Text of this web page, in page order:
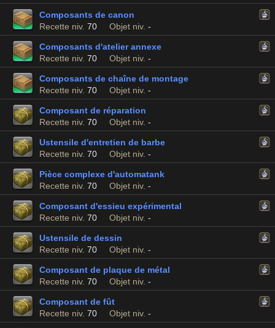
Composants de canon
Recette niv. 70 Objet niv. -
Composants d'atelier annexe
Recette niv. 70 Objet niv. -
Composants de chaîne de montage
Recette niv. 70 Objet niv. -
Composant de réparation
Recette niv. 70 Objet niv. -
Ustensile d'entretien de barbe
Recette niv. 70 Objet niv. -
Pièce complexe d'automatank
Recette niv. 70 Objet niv. -
Composant d'essieu expérimental
Recette niv. 70 Objet niv. -
Ustensile de dessin
Recette niv. 70 Objet niv. -
Composant de plaque de métal
Recette niv. 70 Objet niv. -
Composant de fût
Recette niv. 70 Objet niv. -